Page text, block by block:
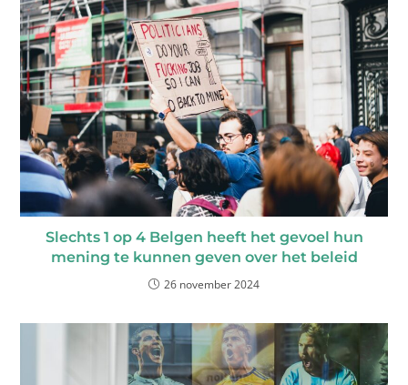
Slechts 1 op 4 Belgen heeft het gevoel hun
mening te kunnen geven over het beleid
26 november 2024